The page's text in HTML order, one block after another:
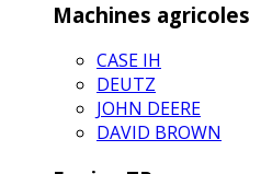
Machines agricoles
CASE IH
DEUTZ
JOHN DEERE
DAVID BROWN